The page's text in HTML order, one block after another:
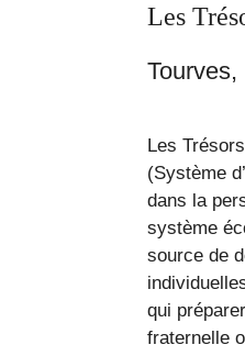
Les
Tourves,
Les
(Système
dans la
système
source de
qui
fraternelle